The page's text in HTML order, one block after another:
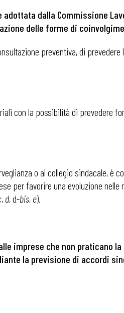
adottata dalla Commissione
delle forme di
preventiva, di
con la possibilità di prevedere
o al collegio sindacale, è
per favorire una evoluzione nelle
, d, d-bis, e).
imprese che non praticano
la previsione di accordi